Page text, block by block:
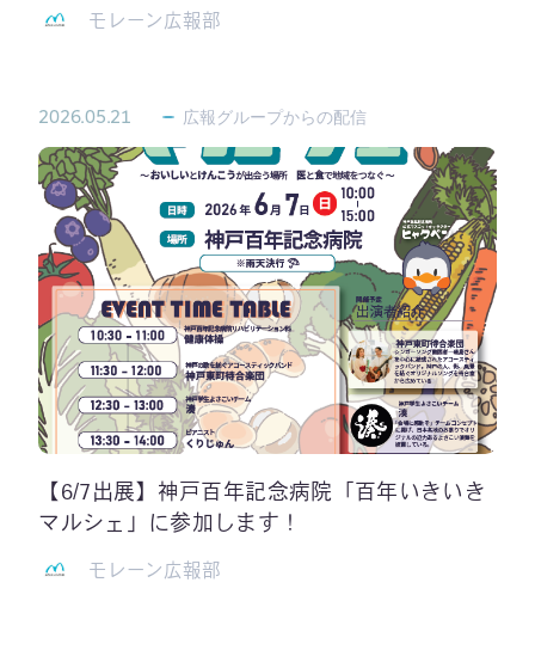
モレーン広報部
2026.05.21 広報グループからの配信
【6/7出展】神戸百年記念病院「百年いきいき
マルシェ」に参加します！
モレーン広報部